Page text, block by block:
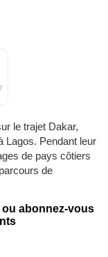
le trajet Dakar,
Lagos. Pendant leur
de pays côtiers
de
ou abonnez-vous